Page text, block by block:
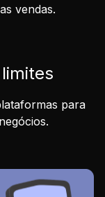
vendas.
para